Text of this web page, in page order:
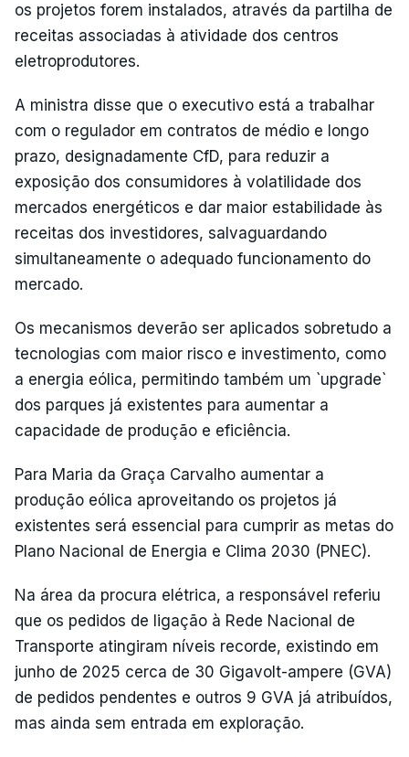
os projetos forem instalados, através da partilha de
receitas associadas à atividade dos centros
eletroprodutores.
A ministra disse que o executivo está a trabalhar
com o regulador em contratos de médio e longo
prazo, designadamente CfD, para reduzir a
exposição dos consumidores à volatilidade dos
mercados energéticos e dar maior estabilidade às
receitas dos investidores, salvaguardando
simultaneamente o adequado funcionamento do
mercado.
Os mecanismos deverão ser aplicados sobretudo a
tecnologias com maior risco e investimento, como
a energia eólica, permitindo também um `upgrade`
dos parques já existentes para aumentar a
capacidade de produção e eficiência.
Para Maria da Graça Carvalho aumentar a
produção eólica aproveitando os projetos já
existentes será essencial para cumprir as metas do
Plano Nacional de Energia e Clima 2030 (PNEC).
Na área da procura elétrica, a responsável referiu
que os pedidos de ligação à Rede Nacional de
Transporte atingiram níveis recorde, existindo em
junho de 2025 cerca de 30 Gigavolt-ampere (GVA)
de pedidos pendentes e outros 9 GVA já atribuídos,
mas ainda sem entrada em exploração.